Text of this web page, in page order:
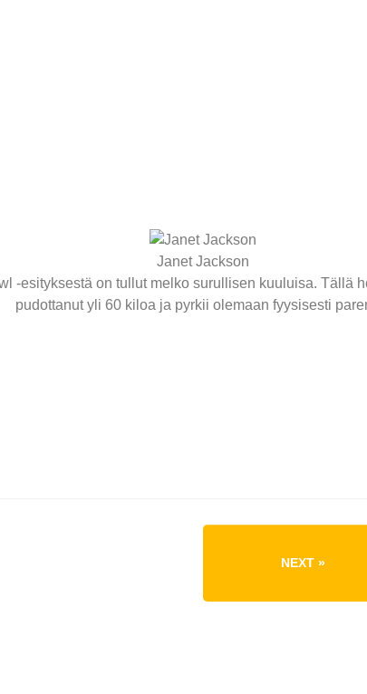
Janet Jackson
-esityksestä on tullut melko surullisen kuuluisa. Tällä
pudottanut yli 60 kiloa ja pyrkii olemaan fyysisesti
NEXT